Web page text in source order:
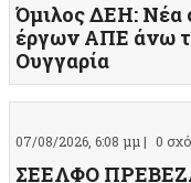
Όμιλος ΔΕΗ: Νέα
έργων ΑΠΕ άνω
Ουγγαρία
07/08/2026, 6:08 μμ | 0
ΣΕΕΛΦΟ